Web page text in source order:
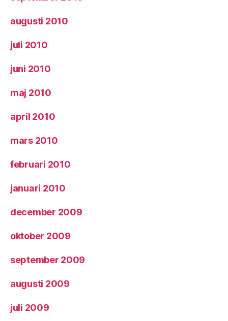
augusti 2010
juli 2010
juni 2010
maj 2010
april 2010
mars 2010
februari 2010
januari 2010
december 2009
oktober 2009
september 2009
augusti 2009
juli 2009